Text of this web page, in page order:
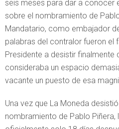
seis meses para dar a conocer
sobre el nombramiento de
Mandatario, como embajador
palabras del contralor fueron el
Presidente a desistir finalmente
consideraba un espacio
vacante un puesto de esa
Una vez que La Moneda
nombramiento de Pablo Piñera,